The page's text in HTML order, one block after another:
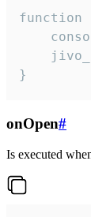
function
}
onOpen#
Is executed